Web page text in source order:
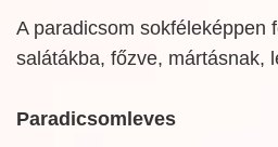
A paradicsom sokféleképpen
salátákba, főzve, mártásnak,
Paradicsomleves